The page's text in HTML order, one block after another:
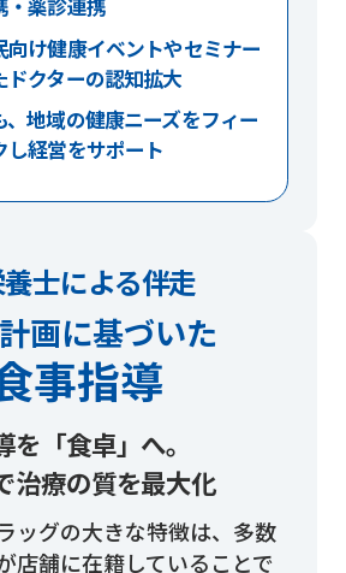
・薬診連携
向け健康イベントやセミナー
ドクターの認知拡大
、地域の健康ニーズをフィー
し経営をサポート
士による伴走
画に基づいた
事指導
「食卓」へ。
治療の質を最大化
ッグの大きな特徴は、多数
店舗に在籍していることで